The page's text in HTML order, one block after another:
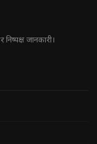
जानकारी।